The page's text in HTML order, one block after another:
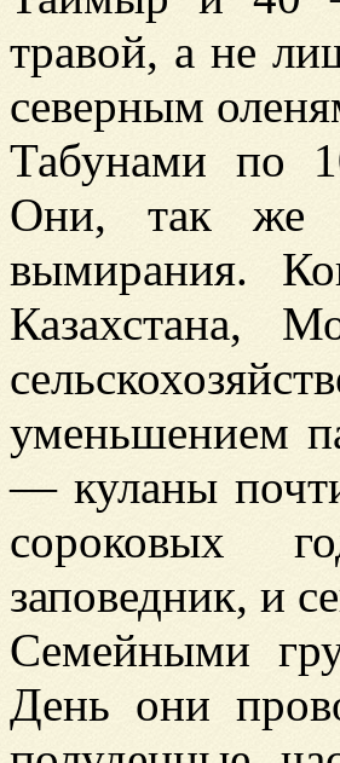
травой, а не
северным
Табунами по
Они, так же
вымирания.
Казахстана,
уменьшением
— куланы
сороковых
заповедник, и
Семейными
День они